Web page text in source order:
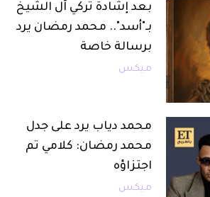
بعد إشادة تركي آل الشيخ
بـ"أسد".. محمد رمضان يرد
برسالة خاصة
ميكس
محمد دياب يرد على جدل
محمد رمضان: كلامي تم
اجتزاؤه
ميكس